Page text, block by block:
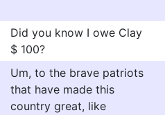
Did you know I owe Clay
$ 100?
Um, to the brave patriots
that have made this
country great, like